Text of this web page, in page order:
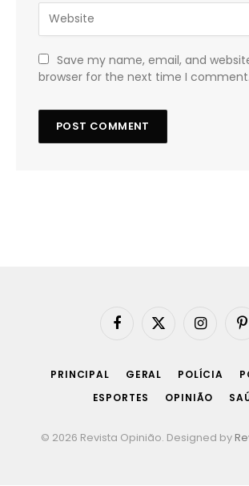
Save my name, email, and
browser for the next time I comment.
Facebook
X
Instagram
PRINCIPAL GERAL POLÍCIA
ESPORTES
OPINIÃO
© 2026 Revista Opinião. Designed by